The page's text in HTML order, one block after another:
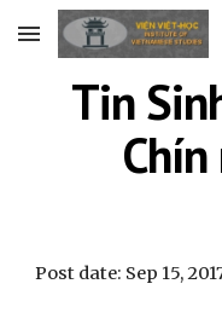
Skip to main content
Tin
Post date: Sep 15,